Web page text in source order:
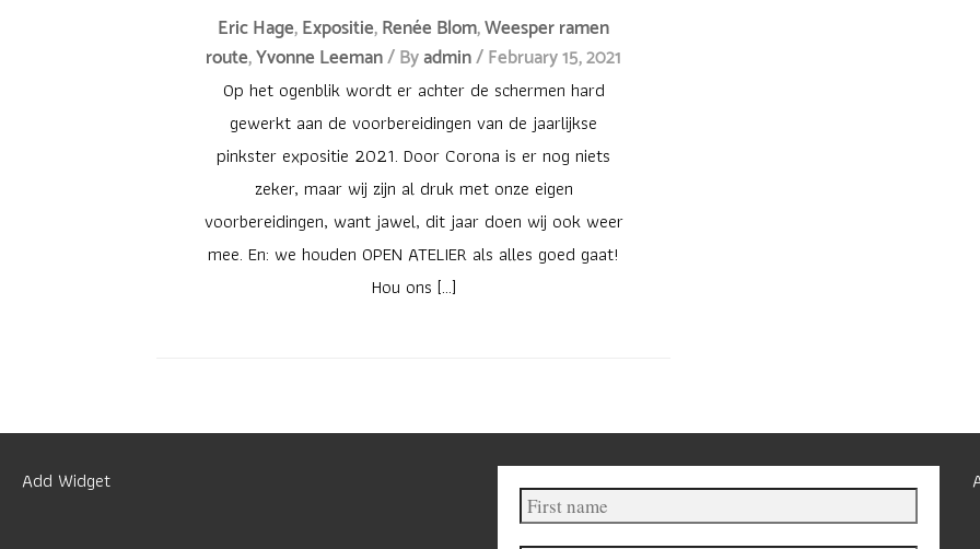
Eric Hage,Expositie,Renée Blom,Weesper ramen
route,Yvonne Leeman/ Byadmin/February 15, 2021
Op het ogenblik wordt er achter de schermen hard
gewerkt aan de voorbereidingen van de jaarlijkse
pinkster expositie 2021. Door Corona is er nog niets
zeker, maar wij zijn al druk met onze eigen
voorbereidingen, want jawel, dit jaar doen wij ook weer
mee. En: we houden OPEN ATELIER als alles goed gaat!
Hou ons […]
Add Widget
First
name